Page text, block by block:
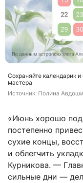
Сохраняйте календарик
мастера
Источник: Полина
«Июнь хорошо
постепенно
сухие концы,
и облегчить
Курникова. —
сильные дни —